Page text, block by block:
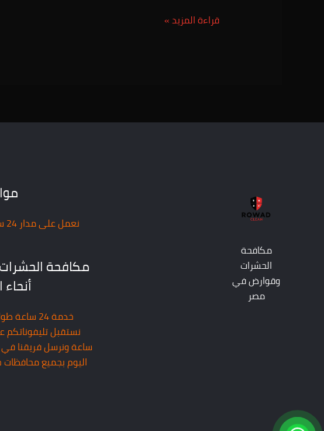
خدمة
قراءة المزيد »
مكافحة
الحشرات
وقوارض في
مصر
نعمل على مدار 24 ساعة لخدمتكم
مكافحة
خدمة 24
ساعة ونرسل فريقنا
اليوم بجميع